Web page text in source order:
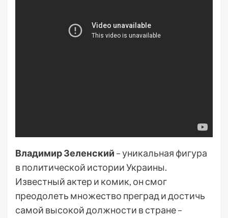
Владимир Зеленский – уникальная фигура
в политической истории Украины.
Известный актер и комик, он смог
преодолеть множество преград и достичь
самой высокой должности в стране –